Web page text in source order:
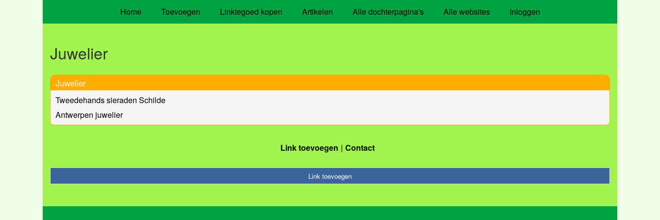
Home Toevoegen Linktegoed kopen Artikelen Alle dochterpagina's Alle websites Inloggen
Juwelier
Juwelier
Tweedehands sieraden Schilde
Antwerpen juwelier
Link toevoegen Contact
Link toevoegen